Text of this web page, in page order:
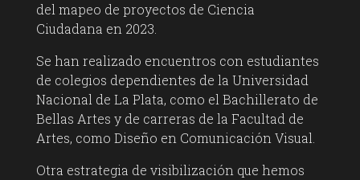
del mapeo de proyectos de Ciencia
Ciudadana en 2023.
Se han realizado encuentros con estudiantes
de colegios dependientes de la Universidad
Nacional de La Plata, como el Bachillerato de
Bellas Artes y de carreras de la Facultad de
Artes, como Diseño en Comunicación Visual.
Otra estrategia de visibilización que hemos